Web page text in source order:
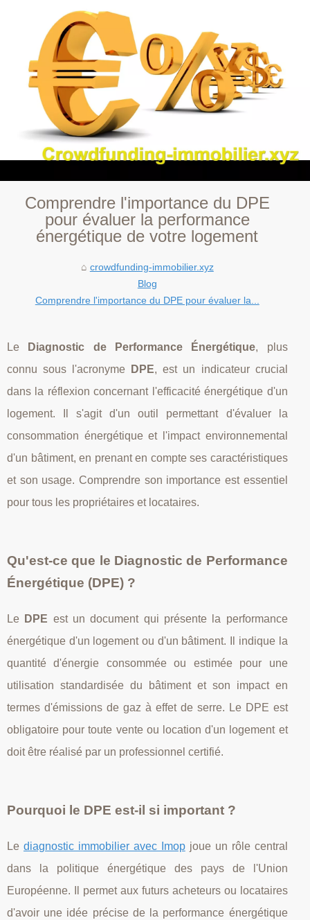
Comprendre l'importance du DPE
pour évaluer la performance
énergétique de votre logement
crowdfunding-immobilier.xyz
Blog
Comprendre l'importance du DPE pour évaluer la...
Le Diagnostic de Performance Énergétique, plus
connu sous l'acronyme
DPE, est un indicateur crucial
dans la réflexion concernant l'efficacité énergétique d'un
logement. Il s'agit d'un outil permettant d'évaluer la
consommation énergétique et l'impact environnemental
d'un bâtiment, en prenant en compte ses caractéristiques
et son usage. Comprendre son importance est essentiel
pour tous les propriétaires et locataires.
Qu'est-ce que le Diagnostic de Performance
Énergétique (DPE) ?
Le DPE est un document qui présente la performance
énergétique d'un logement ou d'un bâtiment. Il indique la
quantité d'énergie consommée ou estimée pour une
utilisation standardisée du bâtiment et son impact en
termes d'émissions de gaz à effet de serre. Le DPE est
obligatoire pour toute vente ou location d'un logement et
doit être réalisé par un professionnel certifié.
Pourquoi le DPE est-il si important ?
Le diagnostic immobilier avec Imopjoue un rôle central
dans la politique énergétique des pays de l'Union
Européenne. Il permet aux futurs acheteurs ou locataires
d'avoir une idée précise de la performance énergétique